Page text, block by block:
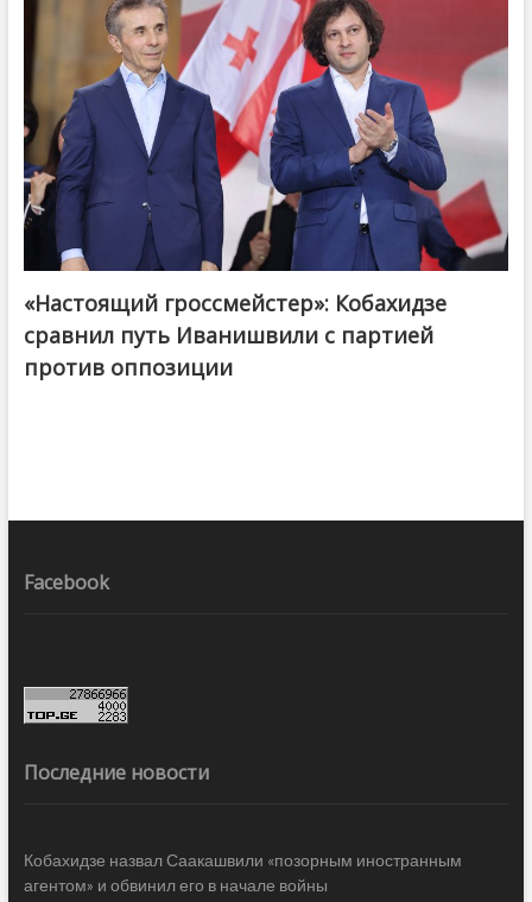
@ქართული ოცნება / Georgian Dream
«Настоящий гроссмейстер»: Кобахидзе
сравнил путь Иванишвили с партией
против оппозиции
Facebook
Последние новости
Кобахидзе назвал Саакашвили «позорным иностранным
агентом» и обвинил его в начале войны